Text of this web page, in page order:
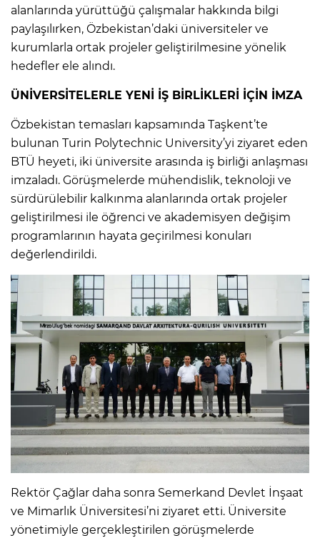
alanlarında yürüttüğü çalışmalar hakkında bilgi
paylaşılırken, Özbekistan’daki üniversiteler ve
kurumlarla ortak projeler geliştirilmesine yönelik
hedefler ele alındı.
ÜNİVERSİTELERLE YENİ İŞ BİRLİKLERİ İÇİN İMZA
Özbekistan temasları kapsamında Taşkent’te
bulunan Turin Polytechnic University’yi ziyaret eden
BTÜ heyeti, iki üniversite arasında iş birliği anlaşması
imzaladı. Görüşmelerde mühendislik, teknoloji ve
sürdürülebilir kalkınma alanlarında ortak projeler
geliştirilmesi ile öğrenci ve akademisyen değişim
programlarının hayata geçirilmesi konuları
değerlendirildi.
Rektör Çağlar daha sonra Semerkand Devlet İnşaat
ve Mimarlık Üniversitesi’ni ziyaret etti. Üniversite
yönetimiyle gerçekleştirilen görüşmelerde